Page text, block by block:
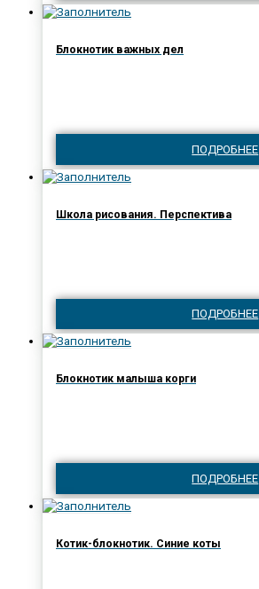
Блокнотик важных дел
ПОДРОБНЕЕ
Школа рисования. Перспектива
ПОДРОБНЕЕ
Блокнотик малыша корги
ПОДРОБНЕЕ
Котик-блокнотик. Синие коты